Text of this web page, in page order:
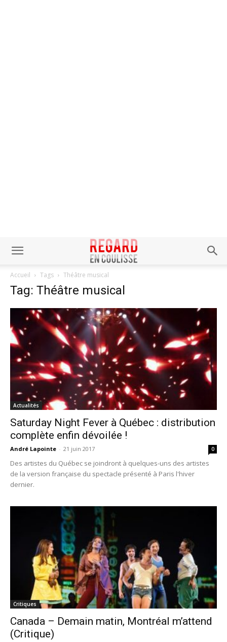
Accueil Tags Théâtre musical
Tag: Théâtre musical
Actualités
Saturday Night Fever à Québec : distribution
complète enfin dévoilée !
André Lapointe - 21 juin 2017 0
Des artistes du Québec se joindront à quelques-uns des artistes
de la version française du spectacle présenté à Paris l'hiver
dernier.
Critiques
Canada – Demain matin, Montréal m’attend
(Critique)